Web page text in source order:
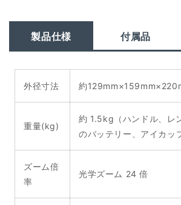
製品仕様 付属品
外径寸法 約
重量(kg)
約 1.5kg（ハンドル、レ
のバッテリー、アイカッ
ズーム倍
率
光学ズーム 24 倍